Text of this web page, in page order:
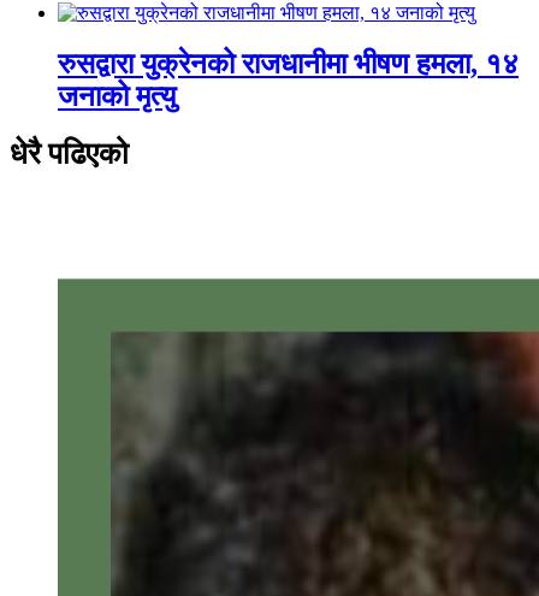
रुसद्वारा युक्रेनको राजधानीमा भीषण हमला, १४
जनाको मृत्यु
धेरै पढिएको